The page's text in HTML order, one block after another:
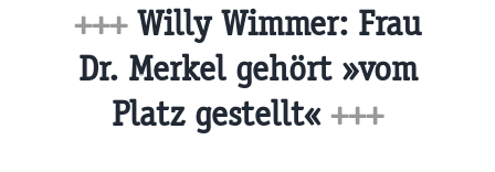
+++ Willy Wimmer: Frau
Dr. Merkel gehört »vom
Platz gestellt« +++